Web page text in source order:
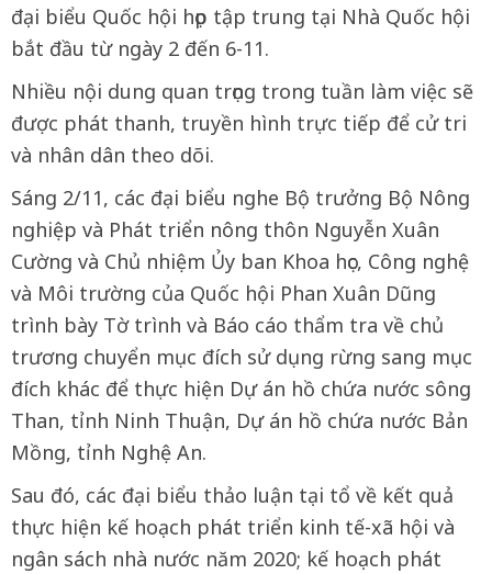
đại biểu Quốc hội họp tập trung tại Nhà Quốc hội
bắt đầu từ ngày 2 đến 6-11.
Nhiều nội dung quan trọng trong tuần làm việc sẽ
được phát thanh, truyền hình trực tiếp để cử tri
và nhân dân theo dõi.
Sáng 2/11, các đại biểu nghe Bộ trưởng Bộ Nông
nghiệp và Phát triển nông thôn Nguyễn Xuân
Cường và Chủ nhiệm Ủy ban Khoa học, Công nghệ
và Môi trường của Quốc hội Phan Xuân Dũng
trình bày Tờ trình và Báo cáo thẩm tra về chủ
trương chuyển mục đích sử dụng rừng sang mục
đích khác để thực hiện Dự án hồ chứa nước sông
Than, tỉnh Ninh Thuận, Dự án hồ chứa nước Bản
Mồng, tỉnh Nghệ An.
Sau đó, các đại biểu thảo luận tại tổ về kết quả
thực hiện kế hoạch phát triển kinh tế-xã hội và
ngân sách nhà nước năm 2020; kế hoạch phát